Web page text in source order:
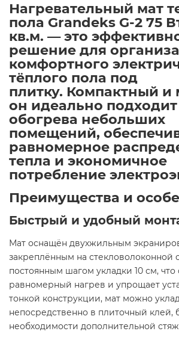
Нагревательный мат
пола Grandeks G-2 75
кв.м. — это
решение для
комфортного
тёплого пола под
плитку. Компактный
он идеально
обогрева небольших
помещений,
равномерное
тепла и экономичное
потребление
Преимущества и
Быстрый и удобный
Мат оснащён двухжильным
закреплённым на стекловолоконной
постоянным шагом укладки 10 см, что
равномерный нагрев и упрощает
тонкой конструкции, мат можно
непосредственно в плиточный клей,
необходимости дополнительной